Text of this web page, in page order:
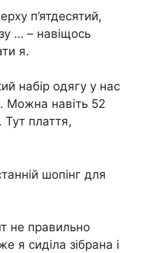
п’ятдесятий,
… – навіщось
я.
набір одягу у нас
Можна навіть 52
Тут плаття,
шопінг для
не правильно
я сиділа зібрана і